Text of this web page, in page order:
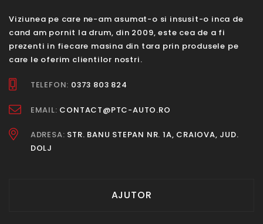
Viziunea pe care ne-am asumat-o si insusit-o inca de
cand am pornit la drum, din 2009, este cea de a fi
prezenti in fiecare masina din tara prin produsele pe
care le oferim clientilor nostri.
TELEFON: 0373 803 824
EMAIL: CONTACT@PTC-AUTO.RO
ADRESA: STR. BANU STEPAN NR. 1A, CRAIOVA, JUD.
DOLJ
AJUTOR